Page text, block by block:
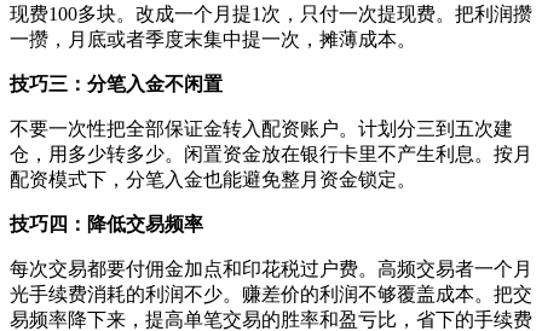
现费100多块。改成一个月提1次，只付一次提现费。把利润攒
一攒，月底或者季度末集中提一次，摊薄成本。
技巧三：分笔入金不闲置
不要一次性把全部保证金转入配资账户。计划分三到五次建
仓，用多少转多少。闲置资金放在银行卡里不产生利息。按月
配资模式下，分笔入金也能避免整月资金锁定。
技巧四：降低交易频率
每次交易都要付佣金加点和印花税过户费。高频交易者一个月
光手续费消耗的利润不少。赚差价的利润不够覆盖成本。把交
易频率降下来，提高单笔交易的胜率和盈亏比，省下的手续费